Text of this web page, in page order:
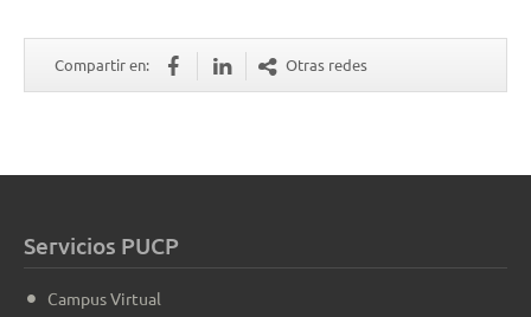
Compartir en: Otras redes
Servicios PUCP
Campus Virtual